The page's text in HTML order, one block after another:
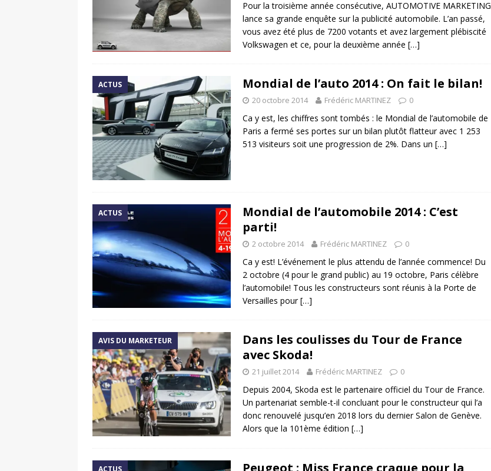
Pour la troisième année consécutive, AUTOMOTIVE MARKETING
lance sa grande enquête sur la publicité automobile. L’an passé,
vous avez été plus de 7200 votants et avez largement plébiscité
Volkswagen et ce, pour la deuxième année […]
ACTUS Mondial de l’auto 2014 : On fait le bilan!
20 octobre 2014 Frédéric MARTINEZ 0
Ca y est, les chiffres sont tombés : le Mondial de l’automobile de
Paris a fermé ses portes sur un bilan plutôt flatteur avec 1 253
513 visiteurs soit une progression de 2%. Dans un […]
ACTUS
Mondial de l’automobile 2014 : C’est
parti!
2 octobre 2014 Frédéric MARTINEZ 0
Ca y est! L’événement le plus attendu de l’année commence! Du
2 octobre (4 pour le grand public) au 19 octobre, Paris célèbre
l’automobile! Tous les constructeurs sont réunis à la Porte de
Versailles pour[…]
AVIS DU MARKETEUR
Dans les coulisses du Tour de France
avec Skoda!
21 juillet 2014 Frédéric MARTINEZ 0
Depuis 2004, Skoda est le partenaire officiel du Tour de France.
Un partenariat semble-t-il concluant pour le constructeur qui l’a
donc renouvelé jusqu’en 2018 lors du dernier Salon de Genève.
Alors que la 101ème édition […]
ACTUS
Peugeot : Miss France craque pour la